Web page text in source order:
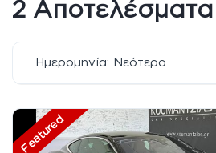
2 Αποτελέσματα
Ημερομηνία: Νεότερο
Featured